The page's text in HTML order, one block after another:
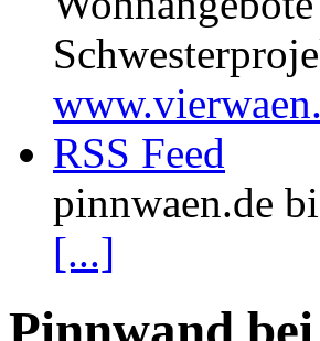
RSS Feed
pinnwaen.de
[...]